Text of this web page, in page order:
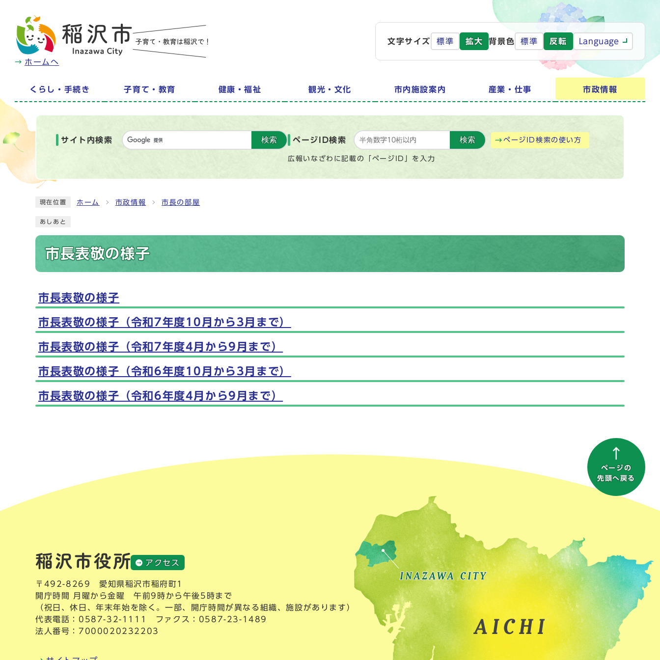
ホームへ
文字サイズ 標準 拡大 背景色 標準 反転 Language
くらし・手続き 子育て・教育 健康・福祉 観光・文化 市内施設案内 産業・仕事 市政情報
サイト内検索 検索 ページID検索
広報いなざわに記載の「ページID」を入力
検索 ページID検索の使い方
現在位置 ホーム 市政情報 市長の部屋
あしあと
市長表敬の様子
メインメニュー
市長表敬の様子
市長表敬の様子（令和7年度10月から3月まで）
市長表敬の様子（令和7年度4月から9月まで）
市長表敬の様子（令和6年度10月から3月まで）
市長表敬の様子（令和6年度4月から9月まで）
ページの
先頭へ戻る
アクセス
〒492-8269 愛知県稲沢市稲府町1
開庁時間 月曜から金曜 午前9時から午後5時まで
（祝日、休日、年末年始を除く。一部、開庁時間が異なる組織、施設があります）
代表電話： 0587-32-1111
ファクス：0587-23-1489
法人番号：7000020232203